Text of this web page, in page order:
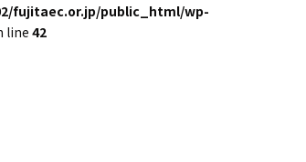
fujitaec.or.jp/public_html/wp-
line42